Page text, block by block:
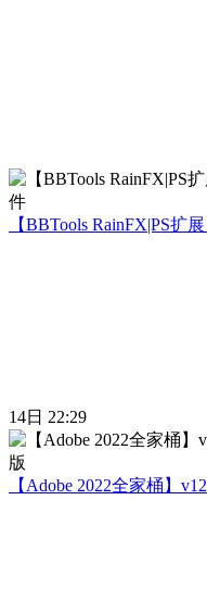
【BBTools RainFX|PS扩
14日 22:29
【Adobe 2022全家桶】